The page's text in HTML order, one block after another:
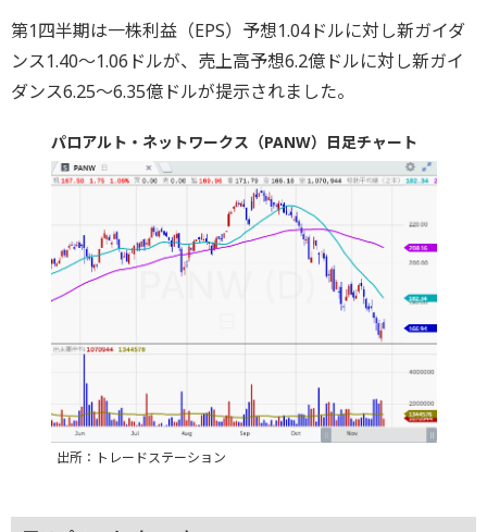
第1四半期は一株利益（EPS）予想1.04ドルに対し新ガイダ
ンス1.40～1.06ドルが、売上高予想6.2億ドルに対し新ガイ
ダンス6.25～6.35億ドルが提示されました。
パロアルト・ネットワークス（PANW）日足チャート
出所：トレードステーション